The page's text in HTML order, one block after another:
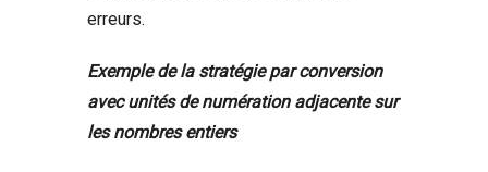
erreurs.
Exemple de la stratégie par conversion
avec unités de numération adjacente sur
les nombres entiers